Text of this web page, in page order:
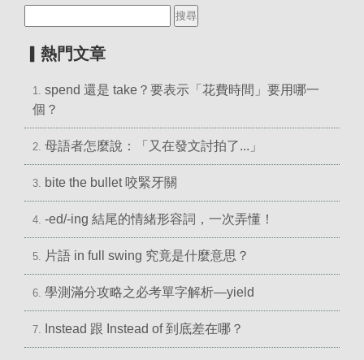
▎熱門文章
1. spend 還是 take？要表示「花費時間」要用哪一
個？
2. 母語者怎麼說：「又在發文討拍了...」
3. bite the bullet 咬緊牙關
4. -ed/-ing 結尾的情緒形容詞，一次弄懂！
5. 片語 in full swing 究竟是什麼意思？
6. 學測滿分攻略之必考單字解析—yield
7. Instead 跟 Instead of 到底差在哪？